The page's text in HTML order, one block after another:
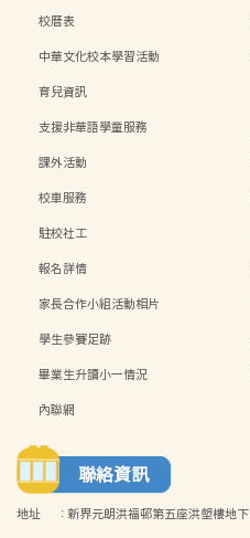
校曆表
中華文化校本學習活動
育兒資訊
支援非華語學童服務
課外活動
校車服務
駐校社工
報名詳情
家長合作小組活動相片
學生參賽足跡
畢業生升讀小一情況
內聯網
聯絡資訊
地址 :新界元朗洪福邨第五座洪塱樓地下